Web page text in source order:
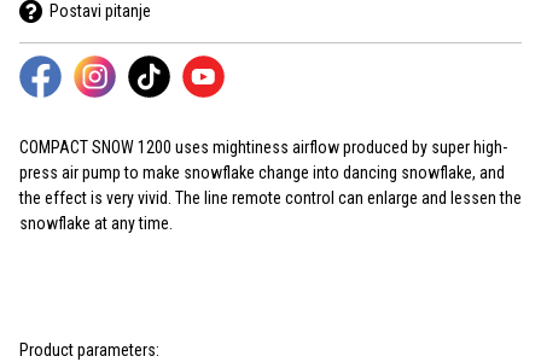
Postavi pitanje
COMPACT SNOW 1200 uses mightiness airflow produced by super high-
press air pump to make snowflake change into dancing snowflake, and
the effect is very vivid. The line remote control can enlarge and lessen the
snowflake at any time.
Product parameters: